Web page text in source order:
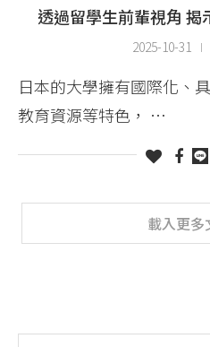
透過留學生前輩視角
2025-10-31
日本的大學擁有國際化、
教育資源等特色， …
載入更多